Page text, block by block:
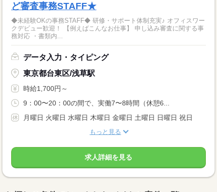
ど審査事務STAFF★
◆未経験OKの事務STAFF◆ 研修・サポート体制充実♪ オフィスワー
クデビュー歓迎！ 【例えばこんなお仕事】 申し込み審査に関する事
務対応 ・書類内...
データ入力・タイピング
東京都台東区/浅草駅
時給1,700円～
9：00〜20：00の間で、実働7〜8時間（休憩6...
月曜日 火曜日 水曜日 木曜日 金曜日 土曜日 日曜日 祝日
もっと見る
求人詳細を見る